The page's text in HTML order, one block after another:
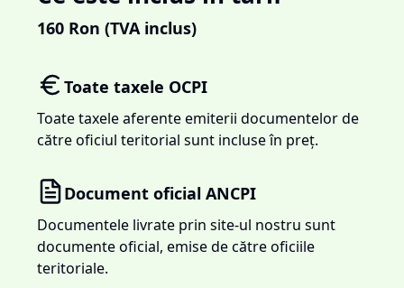
160 Ron (TVA inclus)
Toate taxele OCPI
Toate taxele aferente emiterii documentelor de
către oficiul teritorial sunt incluse în preț.
Document oficial ANCPI
Documentele livrate prin site-ul nostru sunt
documente oficial, emise de către oficiile
teritoriale.